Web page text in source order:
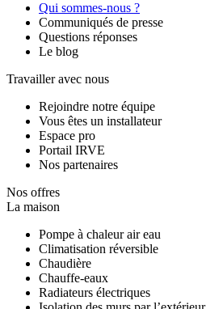
Qui sommes-nous ?
Communiqués de presse
Questions réponses
Le blog
Travailler avec nous
Rejoindre notre équipe
Vous êtes un installateur
Espace pro
Portail IRVE
Nos partenaires
Nos offres
La maison
Pompe à chaleur air eau
Climatisation réversible
Chaudière
Chauffe-eaux
Radiateurs électriques